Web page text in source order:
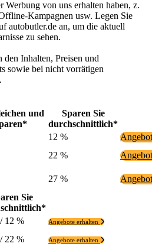
Werbung von uns erhalten haben, z.
Kampagnen usw. Legen Sie
autobutler.de an, um die aktuell
zu sehen.
Inhalten, Preisen und
sowie bei nicht vorrätigen
und
Sparen Sie
durchschnittlich*
12 %
22 %
27 %
Sie
12 % Angebote erhalten
22 % Angebote erhalten